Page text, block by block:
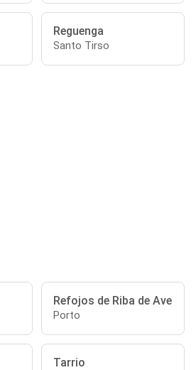
Reguenga
Santo Tirso
Refojos de Riba de Ave
Porto
Tarrio